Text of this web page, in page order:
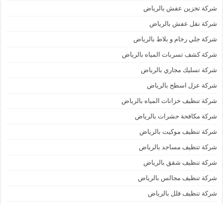
شركة تخزين عفش بالرياض
شركة نقل عفش بالرياض
شركة جلي رخام و بلاط بالرياض
شركة كشف تسربات المياه بالرياض
شركة تسليك مجاري بالرياض
شركة عزل اسطح بالرياض
شركة تنظيف خزانات المياه بالرياض
شركة مكافحة حشرات بالرياض
شركة تنظيف موكيت بالرياض
شركة تنظيف مساجد بالرياض
شركة تنظيف شقق بالرياض
شركة تنظيف مجالس بالرياض
شركة تنظيف فلل بالرياض